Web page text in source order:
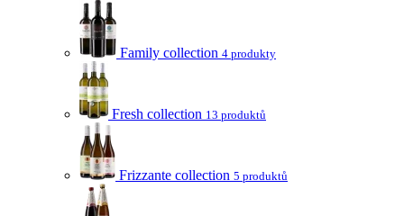
Family collection 4 produkty
Fresh collection 13 produktů
Frizzante collection 5 produktů